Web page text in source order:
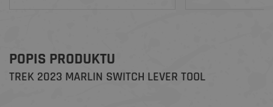
POPIS PRODUKTU
TREK 2023 MARLIN SWITCH LEVER TOOL